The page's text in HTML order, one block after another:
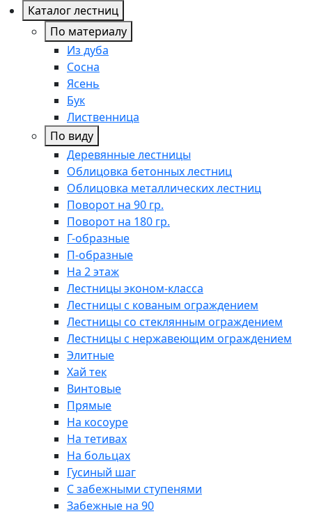
Каталог лестниц
По материалу
Из дуба
Сосна
Ясень
Бук
Лиственница
По виду
Деревянные лестницы
Облицовка бетонных лестниц
Облицовка металлических лестниц
Поворот на 90 гр.
Поворот на 180 гр.
Г-образные
П-образные
На 2 этаж
Лестницы эконом-класса
Лестницы с кованым ограждением
Лестницы со стеклянным ограждением
Лестницы с нержавеющим ограждением
Элитные
Хай тек
Винтовые
Прямые
На косоуре
На тетивах
На больцах
Гусиный шаг
С забежными ступенями
Забежные на 90